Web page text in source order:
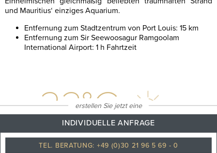
erstellen Sie jetzt eine
INDIVIDUELLE ANFRAGE
TEL. BERATUNG: +49 (0)30 21 96 5 69 - 0
und Mauritius‘ einziges Aquarium.
Entfernung zum Stadtzentrum von Port Louis: 15 km
Entfernung zum Sir Seewoosagur Ramgoolam
International Airport: 1 h Fahrtzeit
23°C